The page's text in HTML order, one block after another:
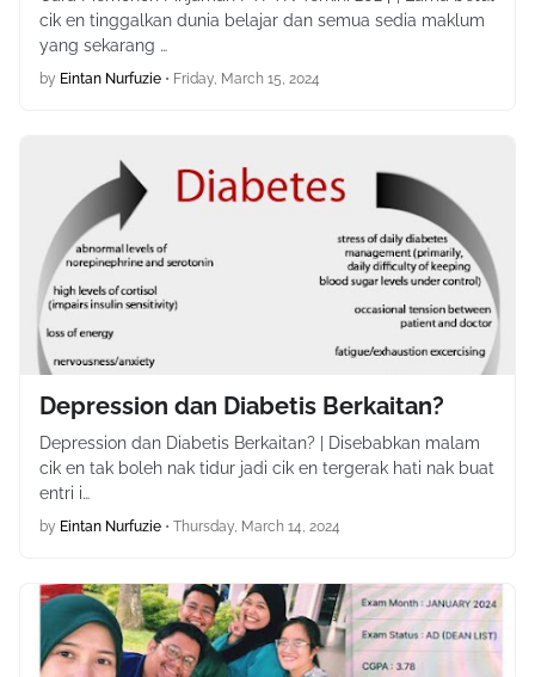
cik en tinggalkan dunia belajar dan semua sedia maklum
yang sekarang …
by Eintan Nurfuzie • Friday, March 15, 2024
Depression dan Diabetis Berkaitan?
Depression dan Diabetis Berkaitan? | Disebabkan malam
cik en tak boleh nak tidur jadi cik en tergerak hati nak buat
entri i…
by Eintan Nurfuzie • Thursday, March 14, 2024